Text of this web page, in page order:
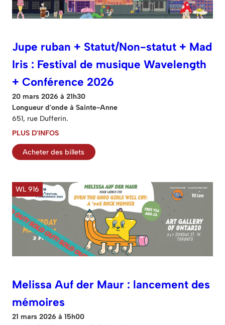
Jupe ruban + Statut/Non-statut + Mad
Iris : Festival de musique Wavelength
+ Conférence 2026
20 mars 2026 à 21h30
Longueur d'onde à Sainte-Anne
651, rue Dufferin.
PLUS D'INFOS
Acheter des billets
WL 916
Melissa Auf der Maur : lancement des
mémoires
21 mars 2026 à 15h00